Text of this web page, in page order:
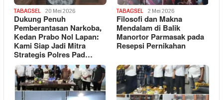
TABAGSEL 20 Mei 2026
Dukung Penuh
Pemberantasan Narkoba,
Kedan Prabo Nol Lapan:
Kami Siap Jadi Mitra
Strategis Polres Pad…
TABAGSEL 2 Mei 2026
Filosofi dan Makna
Mendalam di Balik
Manortor Parmasak pada
Resepsi Pernikahan